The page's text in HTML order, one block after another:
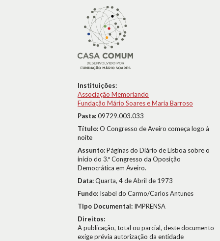
Instituições:
Associação Memoriando
Fundação Mário Soares e Maria Barroso
Pasta:09729.003.033
Título:O Congresso de Aveiro começa logo à
noite
Assunto:Páginas do Diário de Lisboa sobre o
início do 3.º Congresso da Oposição
Democrática em Aveiro.
Data:Quarta, 4 de Abril de 1973
Fundo: Isabel do Carmo/Carlos Antunes
Tipo Documental: IMPRENSA
Direitos:
A publicação, total ou parcial, deste documento
exige prévia autorização da entidade